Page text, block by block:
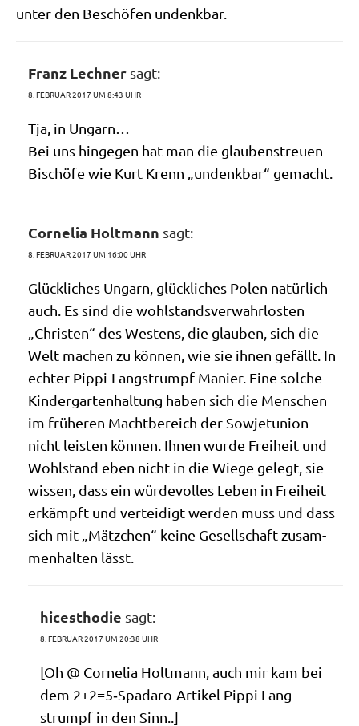
unter den Beschö­fen undenkbar.
Franz Lechner sagt:
8. FEBRUAR 2017 UM 8:43 UHR
Tja, in Ungarn…
Bei uns hin­ge­gen hat man die glau­bens­treu­en
Bischö­fe wie Kurt Krenn „undenk­bar“ gemacht.
Cornelia Holtmann sagt:
8. FEBRUAR 2017 UM 16:00 UHR
Glück­li­ches Ungarn, glück­li­ches Polen natür­lich
auch. Es sind die wohl­stands­ver­wahr­lo­sten
„Chri­sten“ des Westens, die glau­ben, sich die
Welt machen zu kön­nen, wie sie ihnen gefällt. In
ech­ter Pip­pi-Lang­strumpf-Manier. Eine sol­che
Kin­der­gar­ten­hal­tung haben sich die Men­schen
im frü­he­ren Macht­be­reich der Sowjet­uni­on
nicht lei­sten kön­nen. Ihnen wur­de Frei­heit und
Wohl­stand eben nicht in die Wie­ge gelegt, sie
wis­sen, dass ein wür­de­vol­les Leben in Frei­heit
erkämpft und ver­tei­digt wer­den muss und dass
sich mit „Mätz­chen“ kei­ne Gesell­schaft zusam­
men­hal­ten lässt.
hicesthodie sagt:
8. FEBRUAR 2017 UM 20:38 UHR
[Oh @ Cor­ne­lia Holt­mann, auch mir kam bei
dem 2+2=5‑Spadaro-Artikel Pip­pi Lang­
strumpf in den Sinn..]